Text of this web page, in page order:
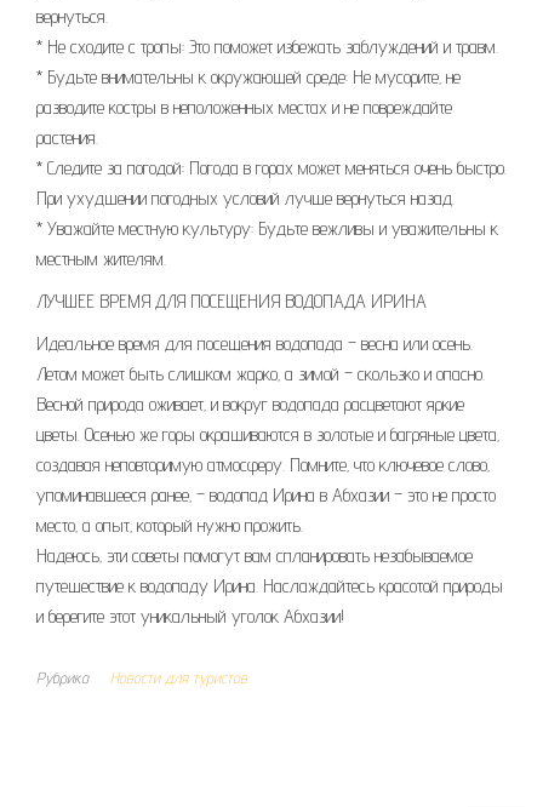
вернуться.
* Не сходите с тропы: Это поможет избежать заблуждений и травм.
* Будьте внимательны к окружающей среде: Не мусорите‚ не
разводите костры в неположенных местах и не повреждайте
растения.
* Следите за погодой: Погода в горах может меняться очень быстро.
При ухудшении погодных условий лучше вернуться назад.
* Уважайте местную культуру: Будьте вежливы и уважительны к
местным жителям.
ЛУЧШЕЕ ВРЕМЯ ДЛЯ ПОСЕЩЕНИЯ ВОДОПАДА ИРИНА
Идеальное время для посещения водопада – весна или осень.
Летом может быть слишком жарко‚ а зимой – скользко и опасно.
Весной природа оживает‚ и вокруг водопада расцветают яркие
цветы. Осенью же горы окрашиваются в золотые и багряные цвета‚
создавая неповторимую атмосферу. Помните‚ что ключевое слово‚
упоминавшееся ранее‚ – водопад Ирина в Абхазии – это не просто
место‚ а опыт‚ который нужно прожить.
Надеюсь‚ эти советы помогут вам спланировать незабываемое
путешествие к водопаду Ирина. Наслаждайтесь красотой природы
и берегите этот уникальный уголок Абхазии!
Рубрика Новости для туристов